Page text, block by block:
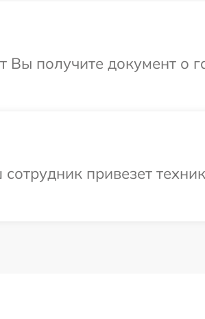
получите документ о
привезет